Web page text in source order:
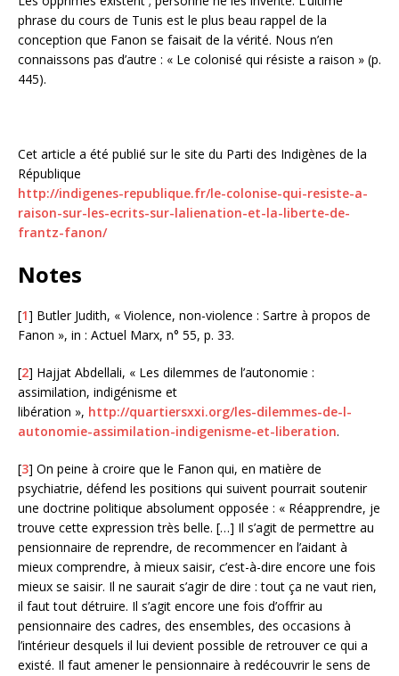
phrase du cours de Tunis est le plus beau rappel de la
conception que Fanon se faisait de la vérité. Nous n’en
connaissons pas d’autre : « Le colonisé qui résiste a raison » (p.
445).
Cet article a été publié sur le site du Parti des Indigènes de la
République
http://indigenes-republique.fr/le-colonise-qui-resiste-a-
raison-sur-les-ecrits-sur-lalienation-et-la-liberte-de-
frantz-fanon/
Notes
[1] Butler Judith, « Violence, non-violence : Sartre à propos de
Fanon », in : Actuel Marx, n° 55, p. 33.
[2] Hajjat Abdellali, « Les dilemmes de l’autonomie :
assimilation, indigénisme et
libération », http://quartiersxxi.org/les-dilemmes-de-l-
autonomie-assimilation-indigenisme-et-liberation.
[3] On peine à croire que le Fanon qui, en matière de
psychiatrie, défend les positions qui suivent pourrait soutenir
une doctrine politique absolument opposée : « Réapprendre, je
trouve cette expression très belle. […] Il s’agit de permettre au
pensionnaire de reprendre, de recommencer en l’aidant à
mieux comprendre, à mieux saisir, c’est-à-dire encore une fois
mieux se saisir. Il ne saurait s’agir de dire : tout ça ne vaut rien,
il faut tout détruire. Il s’agit encore une fois d’offrir au
pensionnaire des cadres, des ensembles, des occasions à
l’intérieur desquels il lui devient possible de retrouver ce qui a
existé. Il faut amener le pensionnaire à redécouvrir le sens de